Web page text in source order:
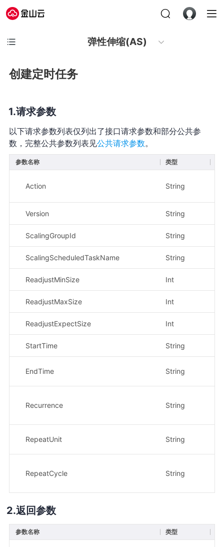
弹性伸缩(AS)
创建定时任务
请求参数
以下请求参数列表仅列出了接口请求参数和部分公共参
数，完整公共参数列表见公共请求参数。
参数名称 类型
Action String
Version String
ScalingGroupId String
ScalingScheduledTaskName String
ReadjustMinSize Int
ReadjustMaxSize Int
ReadjustExpectSize Int
StartTime String
EndTime String
Recurrence String
RepeatUnit String
RepeatCycle String
返回参数
参数名称 类型